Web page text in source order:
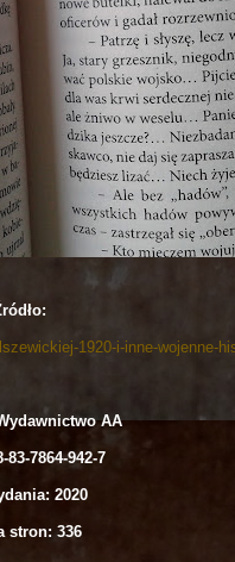
1920-i-inne-wojenne-
AA
83-7864-942-7
2020
stron: 336